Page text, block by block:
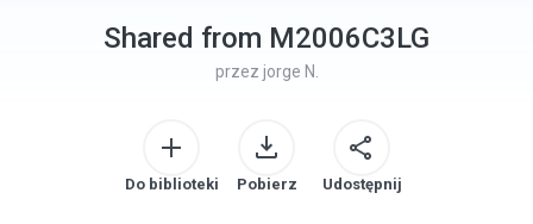
Shared from M2006C3LG
przez jorge N.
Do biblioteki Pobierz Udostępnij